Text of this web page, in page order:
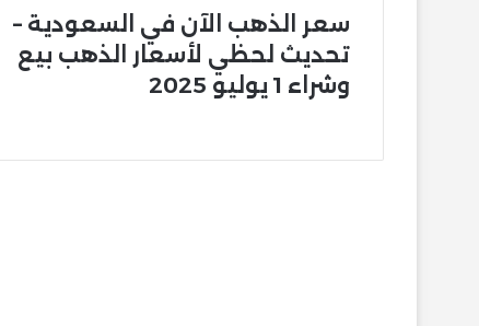
سعر الذهب الآن في السعودية –
تحديث لحظي لأسعار الذهب بيع
وشراء 1 يوليو 2025